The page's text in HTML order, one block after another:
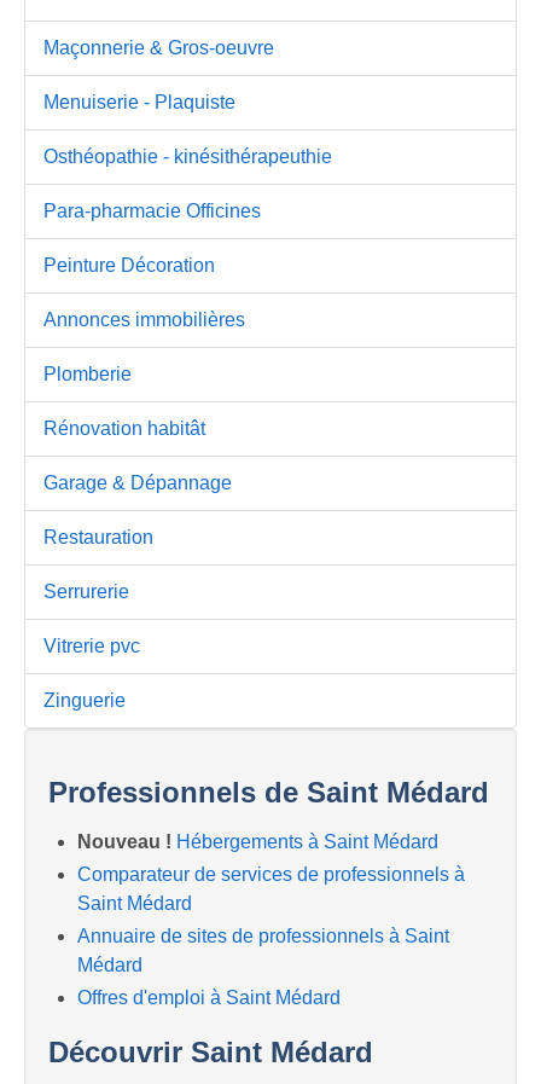
Maçonnerie & Gros-oeuvre
Menuiserie - Plaquiste
Osthéopathie - kinésithérapeuthie
Para-pharmacie Officines
Peinture Décoration
Annonces immobilières
Plomberie
Rénovation habitât
Garage & Dépannage
Restauration
Serrurerie
Vitrerie pvc
Zinguerie
Professionnels de Saint Médard
Nouveau ! Hébergements à Saint Médard
Comparateur de services de professionnels à
Saint Médard
Annuaire de sites de professionnels à Saint
Médard
Offres d'emploi à Saint Médard
Découvrir Saint Médard